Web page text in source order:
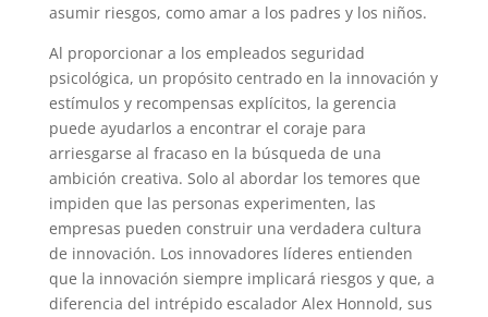
asumir riesgos, como amar a los padres y los niños.
Al proporcionar a los empleados seguridad
psicológica, un propósito centrado en la innovación y
estímulos y recompensas explícitos, la gerencia
puede ayudarlos a encontrar el coraje para
arriesgarse al fracaso en la búsqueda de una
ambición creativa. Solo al abordar los temores que
impiden que las personas experimenten, las
empresas pueden construir una verdadera cultura
de innovación. Los innovadores líderes entienden
que la innovación siempre implicará riesgos y que, a
diferencia del intrépido escalador Alex Honnold, sus